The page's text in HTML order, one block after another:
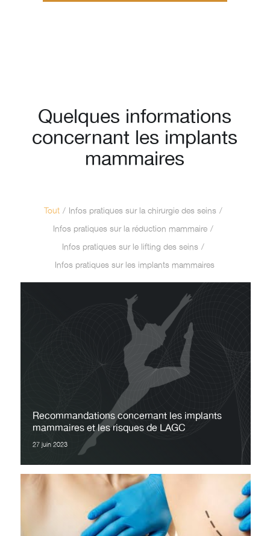
Quelques informations
concernant les implants
mammaires
Tout / Infos pratiques sur la chirurgie des seins /
Infos pratiques sur la réduction mammaire /
Infos pratiques sur le lifting des seins /
Infos pratiques sur les implants mammaires
Recommandations concernant les implants
mammaires et les risques de LAGC
27 juin 2023